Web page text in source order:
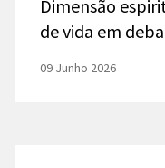
Dimensão
de vida em
09 Junho 2026